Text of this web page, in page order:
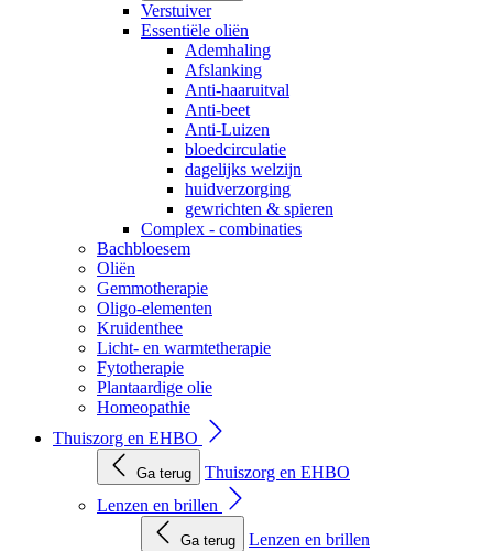
Verstuiver
Essentiële oliën
Ademhaling
Afslanking
Anti-haaruitval
Anti-beet
Anti-Luizen
bloedcirculatie
dagelijks welzijn
huidverzorging
gewrichten & spieren
Complex - combinaties
Bachbloesem
Oliën
Gemmotherapie
Oligo-elementen
Kruidenthee
Licht- en warmtetherapie
Fytotherapie
Plantaardige olie
Homeopathie
Thuiszorg en EHBO
Ga terug
Thuiszorg en EHBO
Lenzen en brillen
Ga terug
Lenzen en brillen